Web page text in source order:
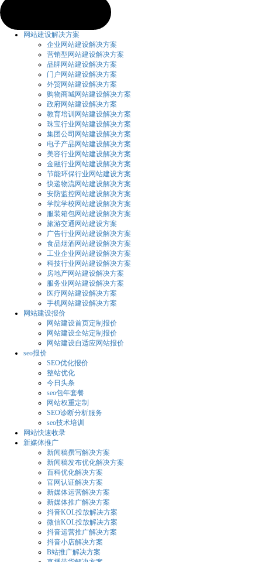
网站建设解决方案
企业网站建设解决方案
营销型网站建设解决方案
品牌网站建设解决方案
门户网站建设解决方案
外贸网站建设解决方案
购物商城网站建设解决方案
政府网站建设解决方案
教育培训网站建设解决方案
珠宝行业网站建设解决方案
集团公司网站建设解决方案
电子产品网站建设解决方案
美容行业网站建设解决方案
金融行业网站建设解决方案
节能环保行业网站建设方案
快递物流网站建设解决方案
安防监控网站建设解决方案
学院学校网站建设解决方案
服装箱包网站建设解决方案
旅游交通网站建设方案
广告行业网站建设解决方案
食品烟酒网站建设解决方案
工业企业网站建设解决方案
科技行业网站建设解决方案
房地产网站建设解决方案
服务业网站建设解决方案
医疗网站建设解决方案
手机网站建设解决方案
网站建设报价
网站建设首页定制报价
网站建设全站定制报价
网站建设自适应网站报价
seo报价
SEO优化报价
整站优化
今日头条
seo包年套餐
网站权重定制
SEO诊断分析服务
seo技术培训
网站快速收录
新媒体推广
新闻稿撰写解决方案
新闻稿发布优化解决方案
百科优化解决方案
官网认证解决方案
新媒体运营解决方案
新媒体推广解决方案
抖音KOL投放解决方案
微信KOL投放解决方案
抖音运营推广解决方案
抖音小店解决方案
B站推广解决方案